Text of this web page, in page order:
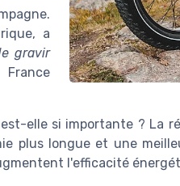
a
gravir
elle si importante ? La
plus longue et une
l'efficacité